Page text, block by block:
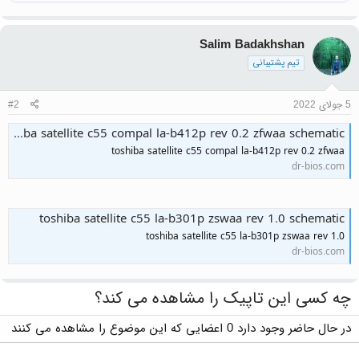
Salim Badakhshan
تیم پشتیبانی
5 جولای 2022 #2
toshiba satellite c55 compal la-b412p rev 0.2 zfwaa schematic
toshiba satellite c55 compal la-b412p rev 0.2 zfwaa
dr-bios.com
toshiba satellite c55 la-b301p zswaa rev 1.0 schematic
toshiba satellite c55 la-b301p zswaa rev 1.0
dr-bios.com
چه کسی این تاپیک را مشاهده می کند؟
در حال حاضر وجود دارد 0 اعضایی که این موضوع را مشاهده می کنند